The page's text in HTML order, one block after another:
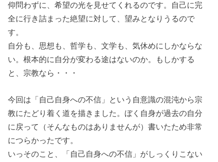
仰問わずに、希望の光を見せてくれるのです。自己に完
全に行き詰まった絶望に対して、望みとなりうるので
す。
自分も、思想も、哲学も、文学も、気休めにしかならな
い。根本的に自分が変わる途はないのか。もしかする
と、宗教なら・・・
今回は「自己自身への不信」という自意識の混沌から宗
教にたどり着く道を描きました。ぼく自身が過去の自分
に戻って（そんなものはありませんが）書いたため非常
につらかったです。
いっそのこと、「自己自身への不信」がしっくりこない